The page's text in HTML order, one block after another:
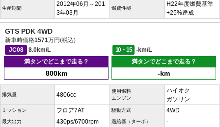
生産期間
2012年06月～201
3年03月
燃費性能
H22年度燃費基準
+25%達成
GTS PDK 4WD
新車時価格1571万円(税込)
JC08
8.0km/L 10・15
-km/L
満タンでどこまで走る？
800km
満タンでどこまで走る？
-km
排気量 4806cc
使用燃料
エンジン
ハイオク
ガソリン
ミッション フロア7AT 駆動方式 4WD
最大出力 430ps/6700rpm 過給器（ターボ） -